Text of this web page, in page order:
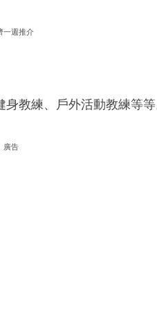
一週推介
教練、戶外活動教練等等
廣告